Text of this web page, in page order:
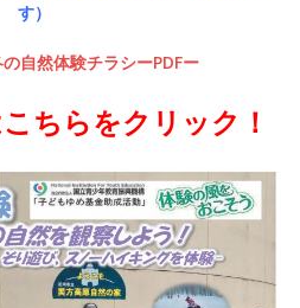
す）
自然体験チラシーPDFー
ちらをクリック！